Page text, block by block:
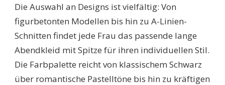
Die Auswahl an Designs ist vielfältig: Von
figurbetonten Modellen bis hin zu A-Linien-
Schnitten findet jede Frau das passende lange
Abendkleid mit Spitze für ihren individuellen Stil.
Die Farbpalette reicht von klassischem Schwarz
über romantische Pastelltöne bis hin zu kräftigen